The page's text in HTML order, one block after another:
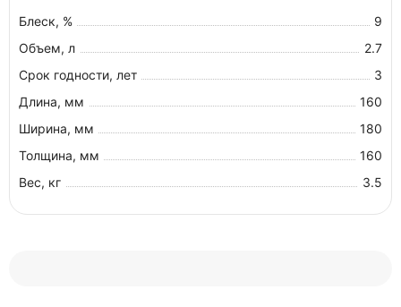
Блеск, %
9
Объем, л
2.7
Срок годности, лет
3
Длина, мм
160
Ширина, мм
180
Толщина, мм
160
Вес, кг
3.5